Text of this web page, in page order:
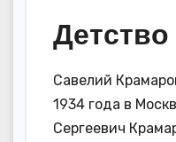
Детство
Савелий
1934 года в
Сергеевич